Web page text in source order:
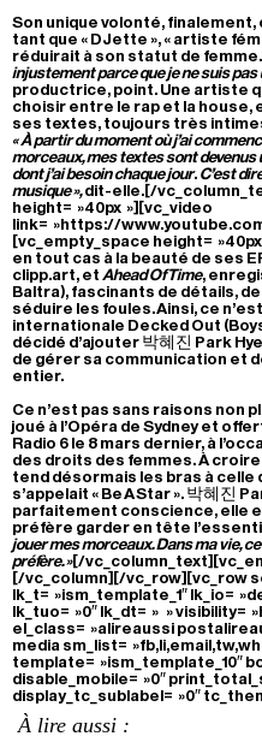
Son unique volonté,
tant que « DJette », « artiste
réduirait à son statut de femme.
injustement parce que je ne suis
productrice, point. Une artiste
choisir entre le rap et la house,
ses textes, toujours très
« À partir du moment où j’ai
morceaux, mes textes sont devenus
dont j’ai besoin chaque jour. C’est
musique »,dit-elle.[/
height= »40px »][vc_video
link= »https://
[vc_empty_space height=
en tout cas à la beauté de ses
clipp.art, et Ahead Of Time,
Baltra), fascinants de détails,
séduire les foules. Ainsi, ce
internationale Decked Out
décidé d’ajouter 박혜진 Park
de gérer sa communication et
entier.
Ce n’est pas sans raisons non
joué à l’Opéra de Sydney et
Radio 6 le 8 mars dernier, à
des droits des femmes. À
tend désormais les bras à
s’appelait « Be A Star ». 박혜진
parfaitement conscience, elle
préfère garder en tête
jouer mes morceaux. Dans ma vie,
préfère. »[/
[/vc_column][/vc_row][vc_row
lk_t= »ism_template_1″ lk_io=
lk_tuo= »0″ lk_dt= » » visibility=
el_class= »alireaussi
media sm_list=
template= »ism_template_10″
disable_mobile= »0″
display_tc_sublabel= »0″
À lire aussi :